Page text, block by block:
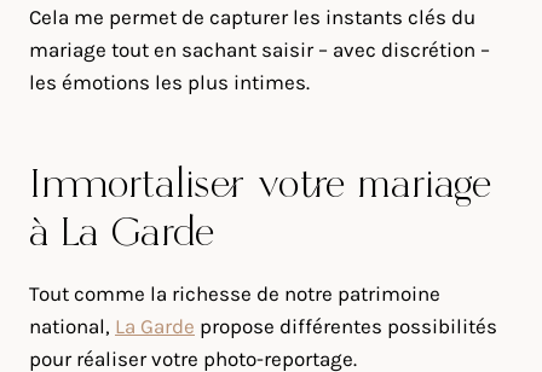
Cela me permet de capturer les instants clés du
mariage tout en sachant saisir – avec discrétion –
les émotions les plus intimes.
Immortaliser votre mariage
à La Garde
Tout comme la richesse de notre patrimoine
national, La Garde propose différentes possibilités
pour réaliser votre photo-reportage.